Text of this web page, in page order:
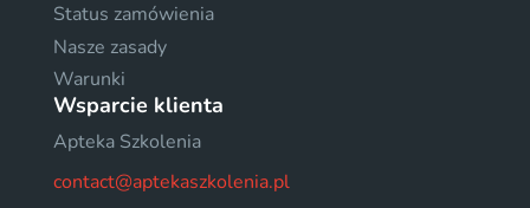
Status zamówienia
Nasze zasady
Warunki
Wsparcie klienta
Apteka Szkolenia
contact@aptekaszkolenia.pl